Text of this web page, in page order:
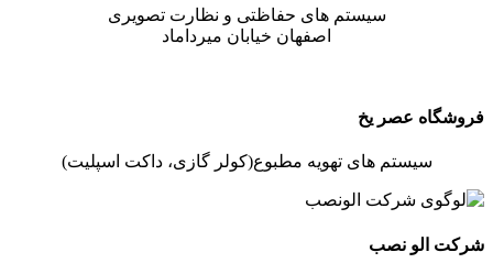
سیستم های حفاظتی و نظارت تصویری
اصفهان خیابان میرداماد
فروشگاه عصر یخ
سیستم های تهویه مطبوع(کولر گازی، داکت اسپلیت)
شرکت الو نصب